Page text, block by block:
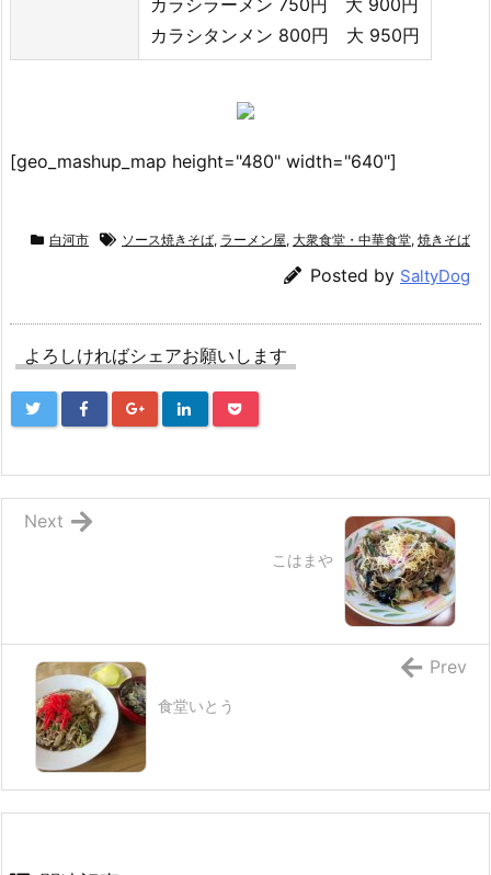
カラシラーメン 750円 大 900円
カラシタンメン 800円 大 950円
[geo_mashup_map height="480" width="640"]
白河市 ソース焼きそば, ラーメン屋, 大衆食堂・中華食堂, 焼きそば
Posted by SaltyDog
よろしければシェアお願いします
こはまや
Next
食堂いとう
Prev